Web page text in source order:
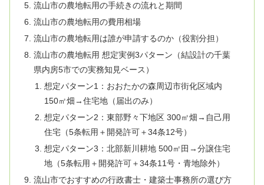
流山市の農地転用の手続きの流れと期間
流山市の農地転用の費用相場
流山市の農地転用は誰が申請するのか（役割分担）
流山市の農地転用 想定実例3パターン（結設計の千葉
県内房5市での実務知見ベース）
想定パターン1：おおたかの森周辺市街化区域内
150㎡畑→住宅地（届出のみ）
想定パターン2：東部野々下地区 300㎡畑→自己用
住宅（5条転用＋開発許可＋34条12号）
想定パターン3：北部新川耕地 500㎡田→分譲住宅
地（5条転用＋開発許可＋34条11号・青地除外）
流山市でおすすめの行政書士・建築士事務所の選び方